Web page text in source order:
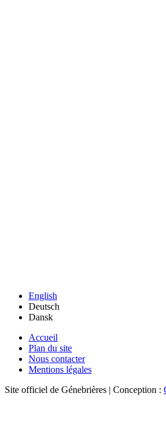
English
Deutsch
Dansk
Accueil
Plan du site
Nous contacter
Mentions légales
Site officiel de Génebrières | Conception :